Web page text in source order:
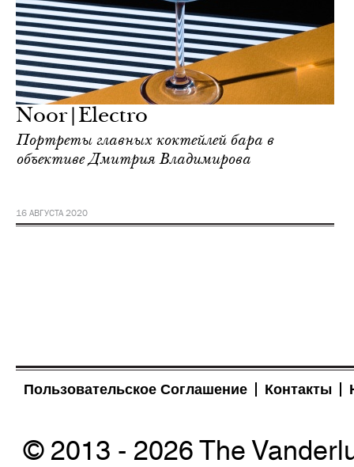
Noor|Electro
Портреты главных коктейлей бара в
объективе Дмитрия Владимирова
16 АВГУСТА 2020
Пользовательское Соглашение Контакты
© 2013 - 2026 The